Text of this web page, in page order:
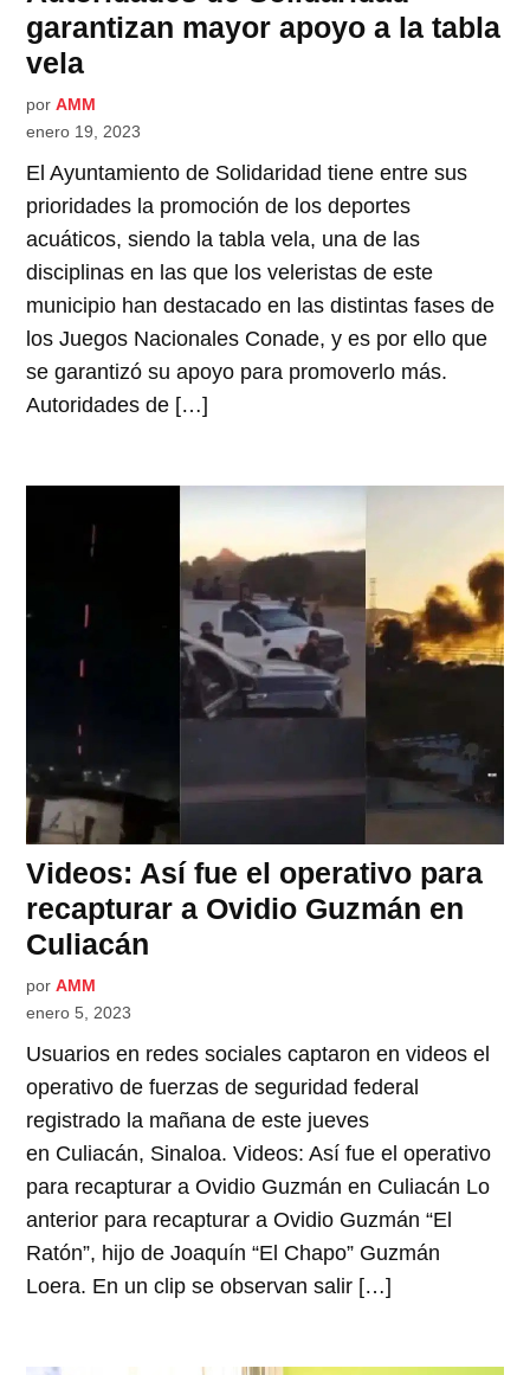
garantizan mayor apoyo a la tabla
vela
por AMM
enero 19, 2023
El Ayuntamiento de Solidaridad tiene entre sus
prioridades la promoción de los deportes
acuáticos, siendo la tabla vela, una de las
disciplinas en las que los veleristas de este
municipio han destacado en las distintas fases de
los Juegos Nacionales Conade, y es por ello que
se garantizó su apoyo para promoverlo más.
Autoridades de […]
Videos: Así fue el operativo para
recapturar a Ovidio Guzmán en
Culiacán
por AMM
enero 5, 2023
Usuarios en redes sociales captaron en videos el
operativo de fuerzas de seguridad federal
registrado la mañana de este jueves
en Culiacán, Sinaloa. Videos: Así fue el operativo
para recapturar a Ovidio Guzmán en Culiacán Lo
anterior para recapturar a Ovidio Guzmán “El
Ratón”, hijo de Joaquín “El Chapo” Guzmán
Loera. En un clip se observan salir […]